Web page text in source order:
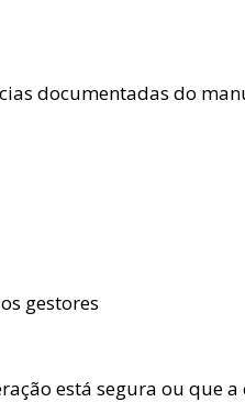
documentadas do
gestores
está segura ou que